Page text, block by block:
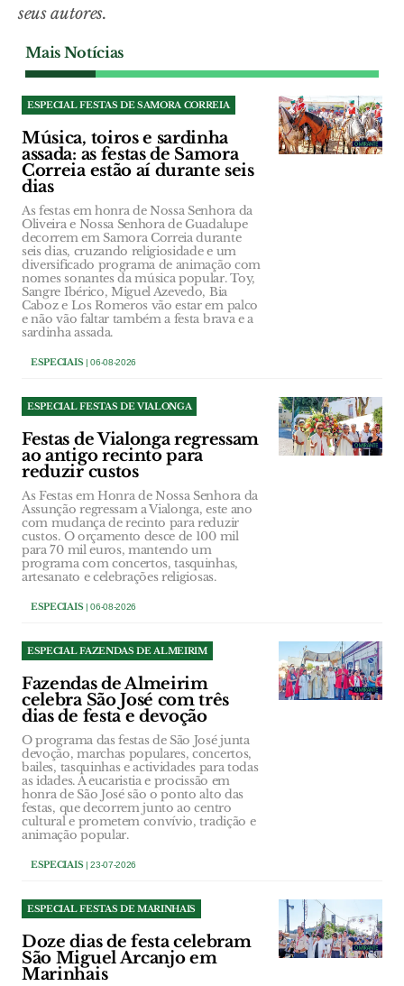
seus autores.
Mais Notícias
ESPECIAL FESTAS DE SAMORA CORREIA
Música, toiros e sardinha
assada: as festas de Samora
Correia estão aí durante seis
dias
As festas em honra de Nossa Senhora da
Oliveira e Nossa Senhora de Guadalupe
decorrem em Samora Correia durante
seis dias, cruzando religiosidade e um
diversificado programa de animação com
nomes sonantes da música popular. Toy,
Sangre Ibérico, Miguel Azevedo, Bia
Caboz e Los Romeros vão estar em palco
e não vão faltar também a festa brava e a
sardinha assada.
ESPECIAIS| 06-08-2026
ESPECIAL FESTAS DE VIALONGA
Festas de Vialonga regressam
ao antigo recinto para
reduzir custos
As Festas em Honra de Nossa Senhora da
Assunção regressam a Vialonga, este ano
com mudança de recinto para reduzir
custos. O orçamento desce de 100 mil
para 70 mil euros, mantendo um
programa com concertos, tasquinhas,
artesanato e celebrações religiosas.
ESPECIAIS| 06-08-2026
ESPECIAL FAZENDAS DE ALMEIRIM
Fazendas de Almeirim
celebra São José com três
dias de festa e devoção
O programa das festas de São José junta
devoção, marchas populares, concertos,
bailes, tasquinhas e actividades para todas
as idades. A eucaristia e procissão em
honra de São José são o ponto alto das
festas, que decorrem junto ao centro
cultural e prometem convívio, tradição e
animação popular.
ESPECIAIS| 23-07-2026
ESPECIAL FESTAS DE MARINHAIS
Doze dias de festa celebram
São Miguel Arcanjo em
Marinhais